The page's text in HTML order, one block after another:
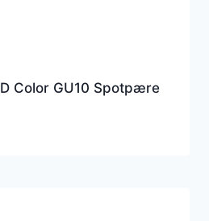
Color GU10 Spotpære